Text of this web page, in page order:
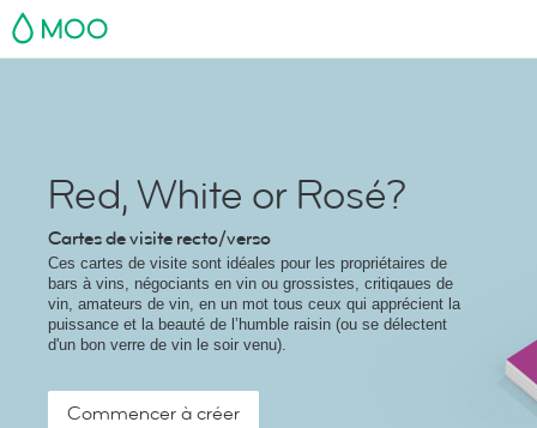
MOO
Red, White or Rosé?
Cartes de visite recto/verso
Ces cartes de visite sont idéales pour les propriétaires de
bars à vins, négociants en vin ou grossistes, critiqaues de
vin, amateurs de vin, en un mot tous ceux qui apprécient la
puissance et la beauté de l’humble raisin (ou se délectent
d'un bon verre de vin le soir venu).
Commencer à créer